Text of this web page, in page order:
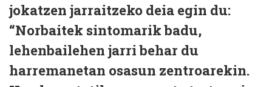
jokatzen jarraitzeko deia egin du:
“Norbaitek sintomarik badu,
lehenbailehen jarri behar du
harremanetan osasun zentroarekin.